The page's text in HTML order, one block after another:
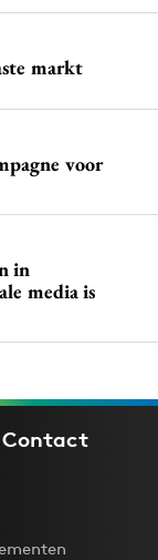
markt
voor
in
media is
Contact